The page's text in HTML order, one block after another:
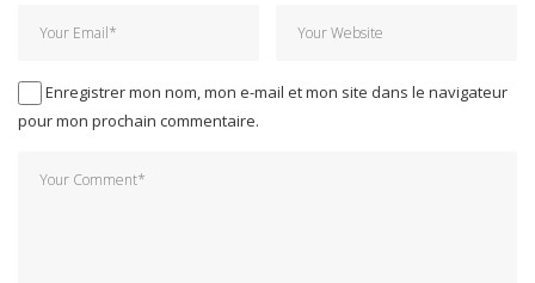
Enregistrer mon nom, mon e-mail et mon site dans le navigateur
pour mon prochain commentaire.